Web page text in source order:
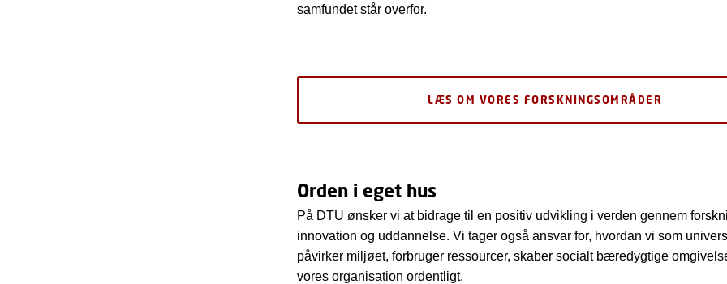
samfundet står overfor.
LÆS OM VORES FORSKNINGSOMRÅDER
Orden i eget hus
På DTU ønsker vi at bidrage til en positiv udvikling i verden gennem
innovation og uddannelse. Vi tager også ansvar for, hvordan vi som
påvirker miljøet, forbruger ressourcer, skaber socialt bæredygtige
vores organisation ordentligt.